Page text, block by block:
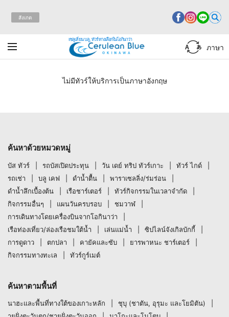
สังเกต
เซลูเลี่ยน บลู, ทัวร์ทางเลือกในโอกินาว่า
ภาษา
ไม่มีทัวร์ให้บริการเป็นภาษาอังกฤษ
ค้นหาด้วยหมวดหมู่
บัส ทัวร์ รถบัสเปิดประทุน วัน เดย์ ทริป ทัวร์เกาะ
ทัวร์ ไกด์
รถเช่า
บลู เคฟ ดำน้ำตื้น
พาราเซลลิ่ง/ร่มร่อน
ดำน้ำลึกเบื้องต้น
เรือชาร์เตอร์
ทัวร์กิจกรรมในเวลาจำกัด
กิจกรรมอื่นๆ
แผนวันครบรอบ
ชมวาฬ
การเดินทางโดยเครื่องบินจากโอกินาว่า
เรือท่องเที่ยว/ล่องเรือชมใต้น้ำ
เล่นแม่น้ำ
ซิปไลน์จังเกิลบักกี้
การดูดาว
ตกปลา คายัคและซับ
ยารพาหนะ ชาร์เตอร์
กิจกรรมทางทะเล
ทัวร์กูร์เมต์
ค้นหาตามพื้นที่
นาฮะและพื้นที่ทางใต้ของเกาะหลัก
ชุบุ (ชาตัน, อุรุมะ และโยมิตัน)